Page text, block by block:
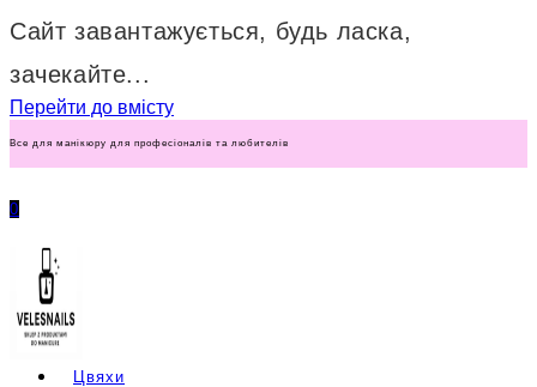
Сайт завантажується, будь ласка,
зачекайте...
Перейти до вмісту
Все для манікюру для професіоналів та любителів
0
Цвяхи